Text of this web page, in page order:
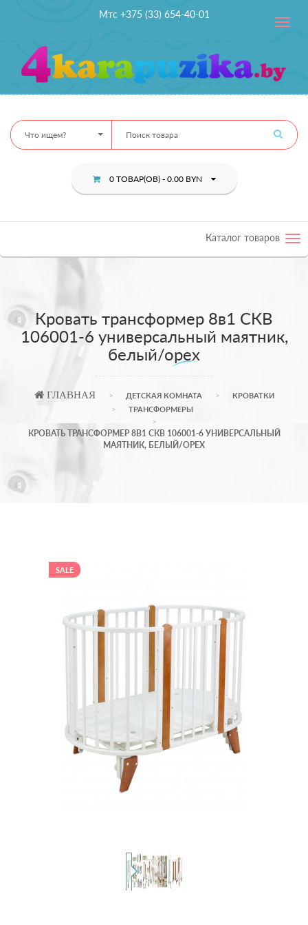
Мтс +375 (33) 654-40-01
Toggle
Что ищем?
0 ТОВАР(ОВ) - 0.00 BYN
Каталог товаров
Кровать трансформер 8в1 СКВ
106001-6 универсальный маятник,
белый/орех
ГЛАВНАЯ ДЕТСКАЯ КОМНАТА
КРОВАТКИ
ТРАНСФОРМЕРЫ
КРОВАТЬ ТРАНСФОРМЕР 8В1 СКВ 106001-6 УНИВЕРСАЛЬНЫЙ
МАЯТНИК, БЕЛЫЙ/ОРЕХ
SALE